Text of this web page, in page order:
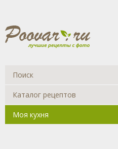
Каталог рецептов
Моя кухня